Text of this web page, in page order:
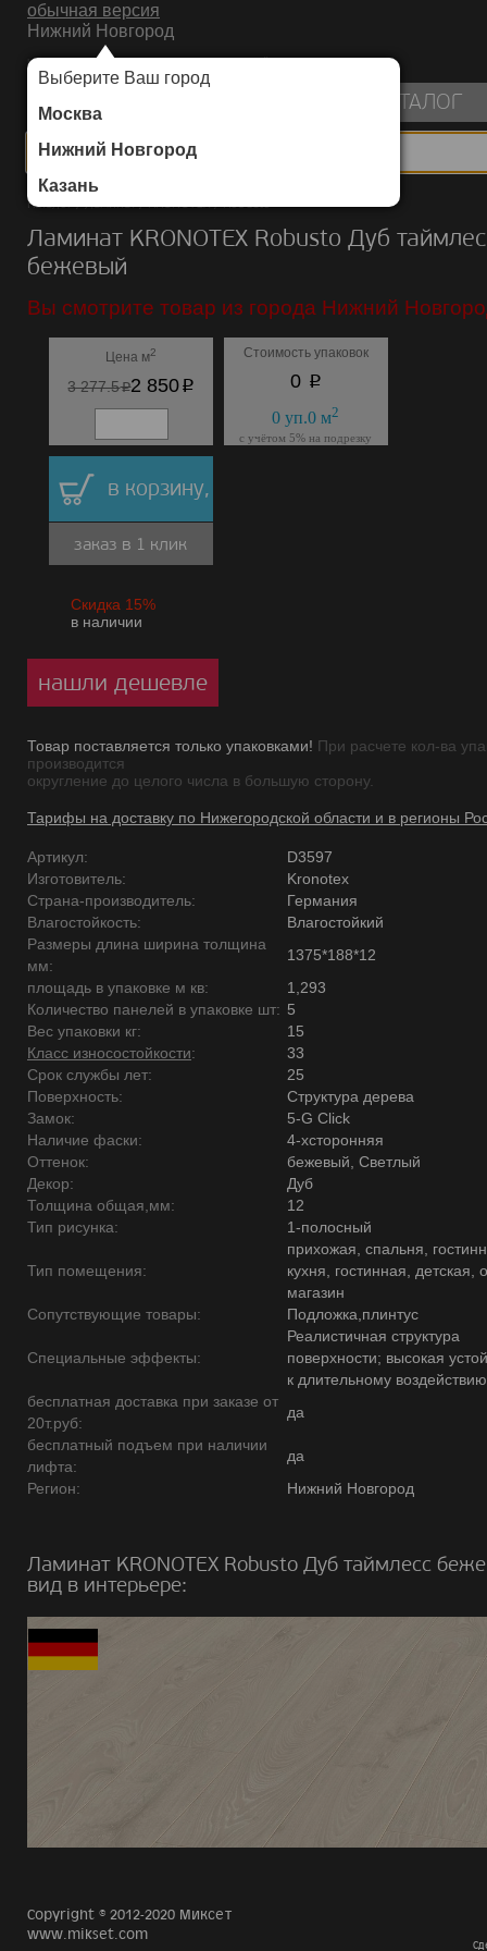
обычная версия
Нижний Новгород
Выберите Ваш город
Москва
Нижний Новгород
Казань
ИНТЕРНЕТ-МАГАЗИН НАПОЛЬНЫХ ПОКРЫТИЙ
КАТАЛОГ
Каталог/Ламинат/KRONOTEX/Robusto
Ламинат KRONOTEX Robusto Дуб
бежевый
Вы смотрите товар из города Нижний
Цена м2
3 277.5p2 850p
Стоимость упаковок
0 p
0 уп.0 м2
с учётом 5% на подрезку
в корзину,
заказ в 1 клик
Скидка 15%
в наличии
нашли дешевле
Товар поставляется только упаковками! При расчете кол-ва
производится
округление до целого числа в большую сторону.
Тарифы на доставку по Нижегородской области и в регионы
Артикул:
D3597
Изготовитель:
Kronotex
Страна-производитель:
Германия
Влагостойкость:
Влагостойкий
Размеры длина ширина толщина
мм:
1375*188*12
площадь в упаковке м кв:
1,293
Количество панелей в упаковке шт: 5
Вес упаковки кг:
15
Класс износостойкости:
33
Срок службы лет:
25
Поверхность:
Структура дерева
Замок:
5-G Click
Наличие фаски:
4-хсторонняя
Оттенок:
бежевый, Светлый
Декор:
Дуб
Толщина общая,мм:
12
Тип рисунка:
1-полосный
Тип помещения:
прихожая, спальня,
кухня, гостинная, детская,
магазин
Сопутствующие товары:
Подложка,плинтус
Специальные эффекты:
Реалистичная структура
поверхности; высокая
к длительному
бесплатная доставка при заказе от
20т.руб:
да
бесплатный подъем при наличии
лифта:
да
Регион:
Нижний Новгород
Ламинат KRONOTEX Robusto Дуб таймлесс
вид в интерьере:
Copyright © 2012-2020 Миксет
www.mikset.com